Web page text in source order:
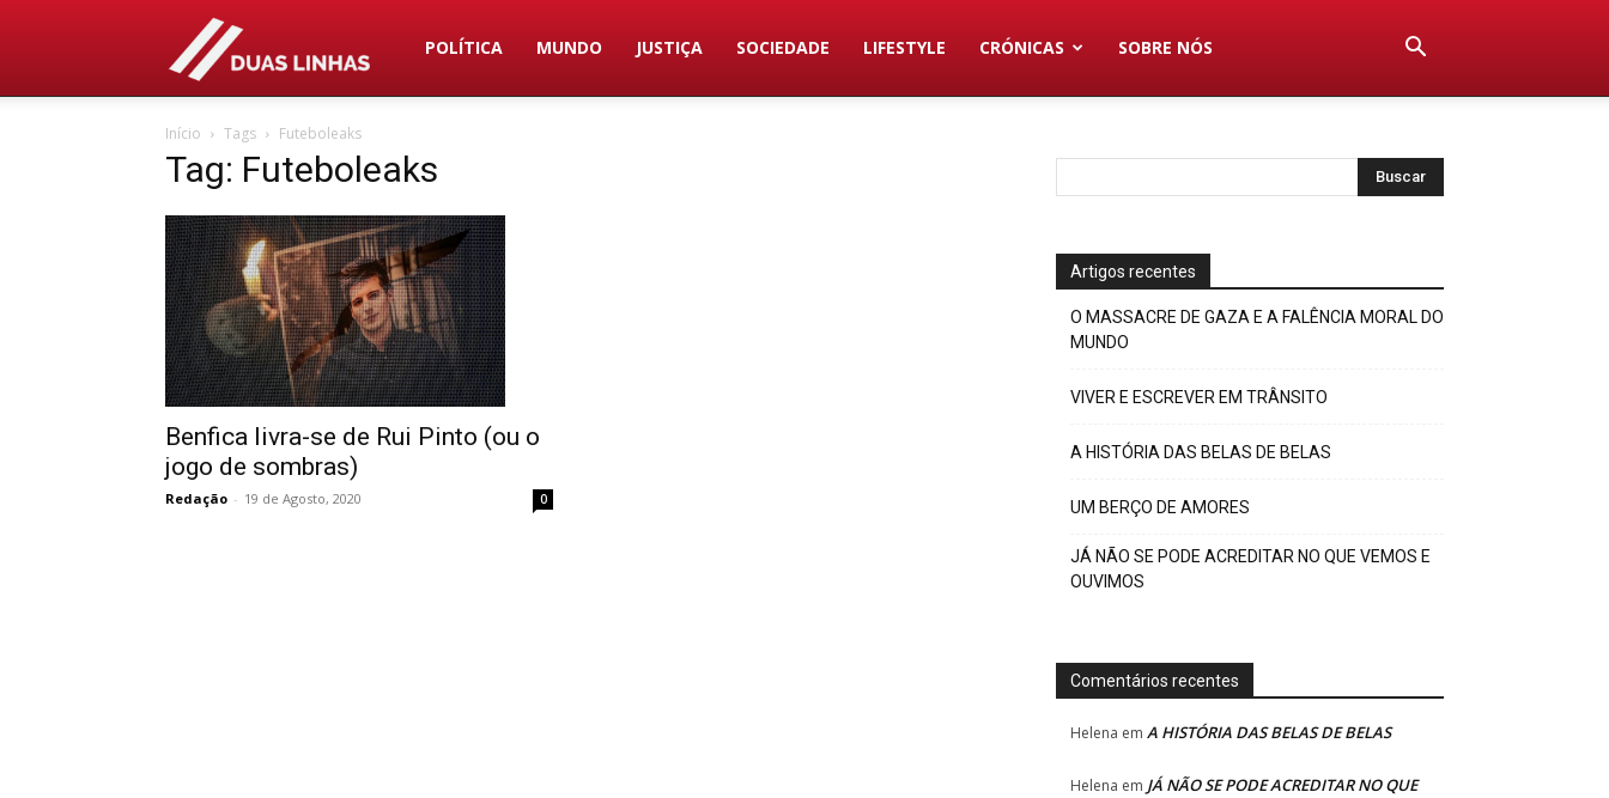
Duas
POLÍTICA MUNDO JUSTIÇA SOCIEDADE LIFESTYLE CRÓNICAS SOBRE NÓS
Início Tags Futeboleaks
Tag: Futeboleaks
Benfica livra-se de Rui Pinto (ou o
jogo de sombras)
Redação - 19 de Agosto, 2020 0
Artigos recentes
O MASSACRE DE GAZA E A FALÊNCIA MORAL DO
MUNDO
VIVER E ESCREVER EM TRÂNSITO
A HISTÓRIA DAS BELAS DE BELAS
UM BERÇO DE AMORES
JÁ NÃO SE PODE ACREDITAR NO QUE VEMOS E
OUVIMOS
Comentários recentes
Helena em A HISTÓRIA DAS BELAS DE BELAS
Helena em JÁ NÃO SE PODE ACREDITAR NO QUE